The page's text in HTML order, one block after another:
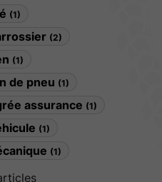
(1)
(2)
(1)
de pneu (1)
assurance (1)
(1)
(1)